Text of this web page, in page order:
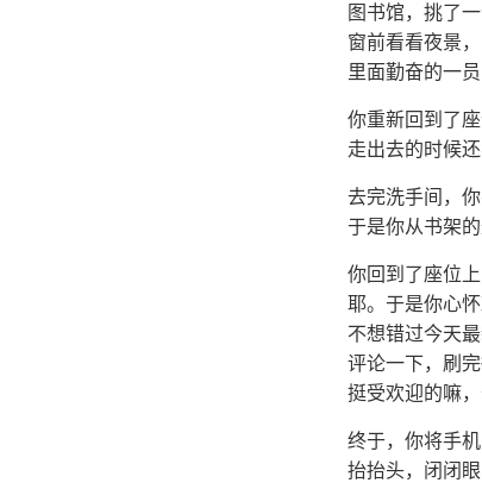
图书馆，挑了
窗前看看夜景
里面勤奋的一
你重新回到了
走出去的时候
去完洗手间，
于是你从书架
你回到了座位
耶。于是你心
不想错过今天
评论一下，刷
挺受欢迎的嘛
终于，你将手
抬抬头，闭闭